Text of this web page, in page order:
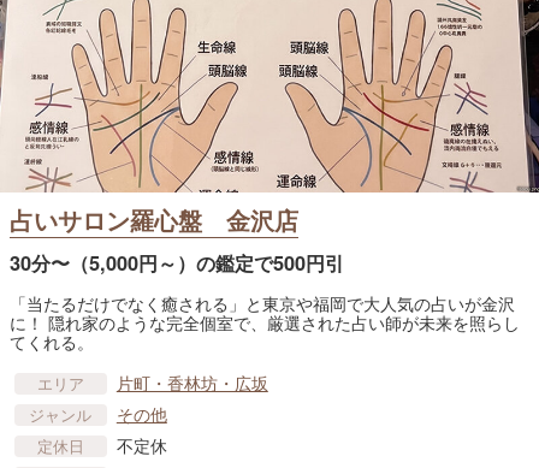
占いサロン羅心盤 金沢店
30分〜（5,000円～）の鑑定で500円引
「当たるだけでなく癒される」と東京や福岡で大人気の占いが金沢
に！ 隠れ家のような完全個室で、厳選された占い師が未来を照らし
てくれる。
エリア 片町・香林坊・広坂
ジャンル その他
定休日 不定休